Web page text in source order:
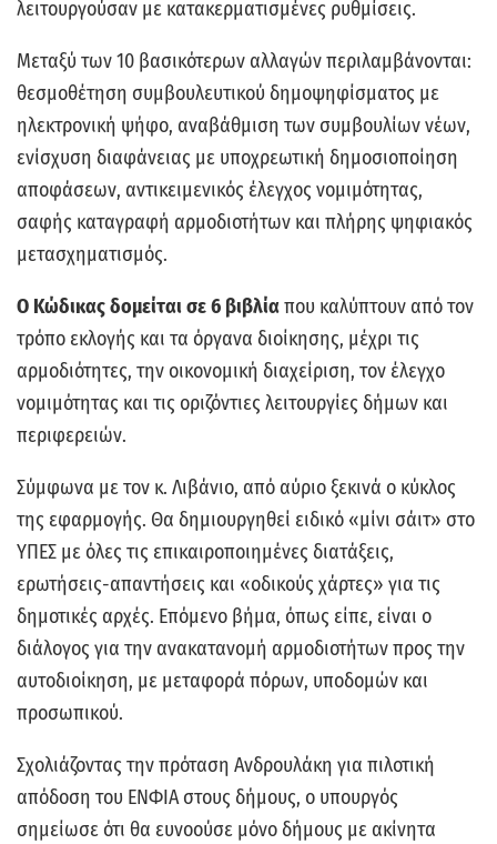
λειτουργούσαν με κατακερματισμένες ρυθμίσεις.
Μεταξύ των 10 βασικότερων αλλαγών περιλαμβάνονται:
θεσμοθέτηση συμβουλευτικού δημοψηφίσματος με
ηλεκτρονική ψήφο, αναβάθμιση των συμβουλίων νέων,
ενίσχυση διαφάνειας με υποχρεωτική δημοσιοποίηση
αποφάσεων, αντικειμενικός έλεγχος νομιμότητας,
σαφής καταγραφή αρμοδιοτήτων και πλήρης ψηφιακός
μετασχηματισμός.
Ο Κώδικας δομείται σε 6 βιβλίαπου καλύπτουν από τον
τρόπο εκλογής και τα όργανα διοίκησης, μέχρι τις
αρμοδιότητες, την οικονομική διαχείριση, τον έλεγχο
νομιμότητας και τις οριζόντιες λειτουργίες δήμων και
περιφερειών.
Σύμφωνα με τον κ. Λιβάνιο, από αύριο ξεκινά ο κύκλος
της εφαρμογής. Θα δημιουργηθεί ειδικό «μίνι σάιτ» στο
ΥΠΕΣ με όλες τις επικαιροποιημένες διατάξεις,
ερωτήσεις-απαντήσεις και «οδικούς χάρτες» για τις
δημοτικές αρχές. Επόμενο βήμα, όπως είπε, είναι ο
διάλογος για την ανακατανομή αρμοδιοτήτων προς την
αυτοδιοίκηση, με μεταφορά πόρων, υποδομών και
προσωπικού.
Σχολιάζοντας την πρόταση Ανδρουλάκη για πιλοτική
απόδοση του ΕΝΦΙΑ στους δήμους, ο υπουργός
σημείωσε ότι θα ευνοούσε μόνο δήμους με ακίνητα